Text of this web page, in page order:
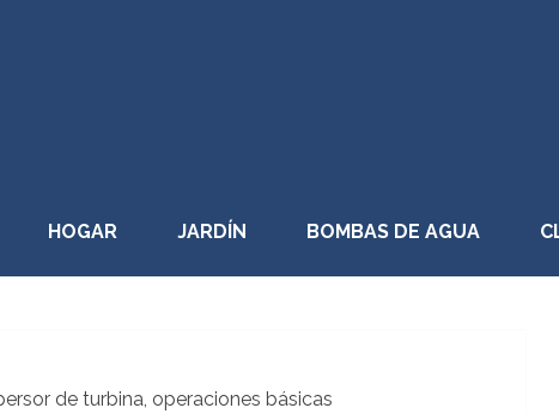
HOGAR JARDÍN BOMBAS DE AGUA
de turbina, operaciones básicas